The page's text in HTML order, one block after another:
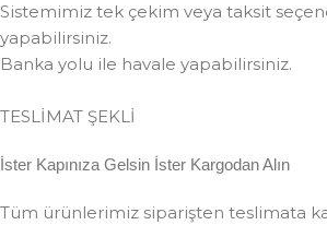
Sistemimiz tek çekim veya taksit
yapabilirsiniz.
Banka yolu ile havale yapabilirsiniz.
TESLİMAT ŞEKLİ
İster Kapınıza Gelsin İster Kargodan Alın
Tüm ürünlerimiz siparişten teslimata